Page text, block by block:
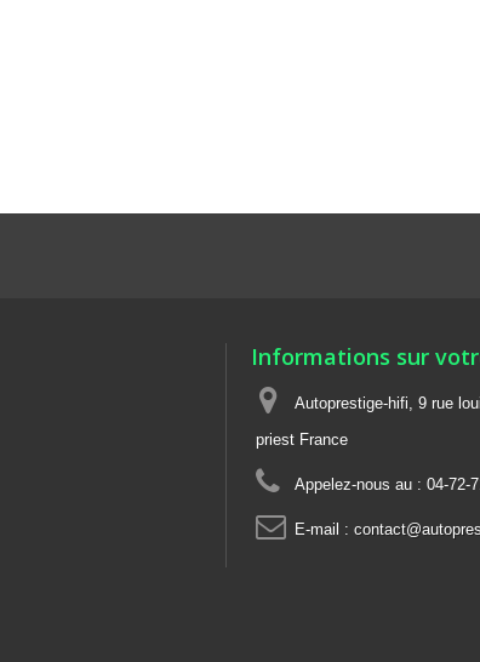
Informations sur
Autoprestige-hifi, 9 rue
priest France
Appelez-nous au : 04-72-
E-mail :